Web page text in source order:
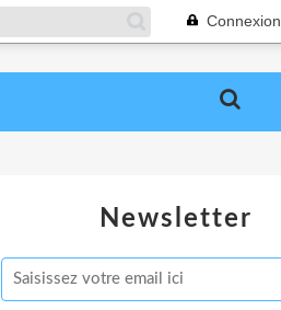
Connexion
Newsletter